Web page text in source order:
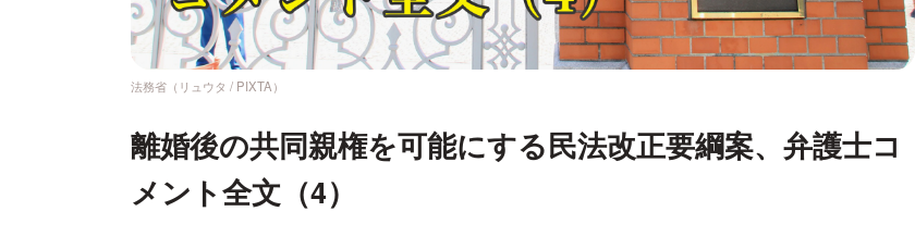
法務省（リュウタ / PIXTA）
離婚後の共同親権を可能にする民法改正要綱案、弁護士コ
メント全文（4）